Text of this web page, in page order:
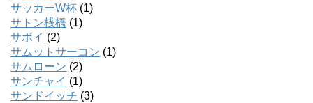
サッカーW杯 (1)
サトン桟橋 (1)
サボイ (2)
サムットサーコン (1)
サムローン (2)
サンチャイ (1)
サンドイッチ (3)